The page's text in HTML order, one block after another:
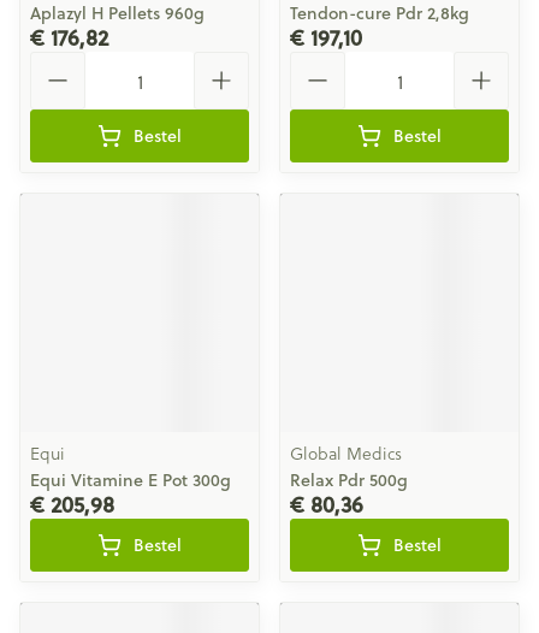
Aplazyl H Pellets 960g
€ 176,82
Bestel
Tendon-cure Pdr 2,8kg
€ 197,10
Bestel
Equi
Equi Vitamine E Pot 300g
€ 205,98
Bestel
Global Medics
Relax Pdr 500g
€ 80,36
Bestel